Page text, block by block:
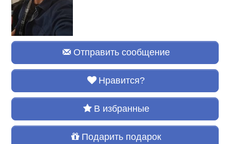
Отправить сообщение
Нравится?
В избранные
Подарить подарок